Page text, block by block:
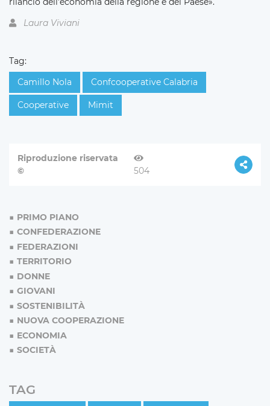
Laura Viviani
Tag:
Camillo Nola
Confcooperative Calabria
Cooperative Mimit
Riproduzione riservata
©
504
PRIMO PIANO
CONFEDERAZIONE
FEDERAZIONI
TERRITORIO
DONNE
GIOVANI
SOSTENIBILITÀ
NUOVA COOPERAZIONE
ECONOMIA
SOCIETÀ
TAG